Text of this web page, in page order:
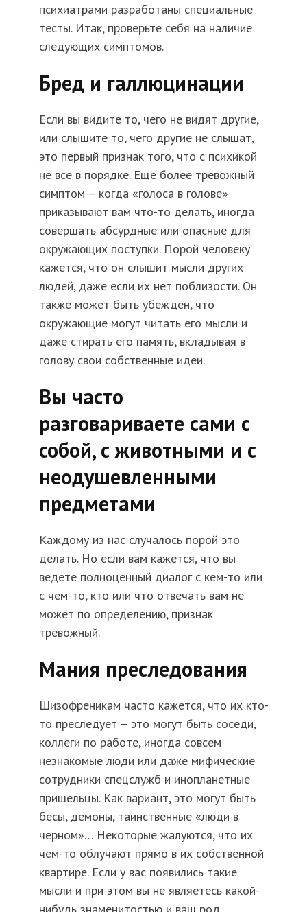
психиатрами разработаны специальные
тесты. Итак, проверьте себя на наличие
следующих симптомов.
Бред и галлюцинации
Если вы видите то, чего не видят другие,
или слышите то, чего другие не слышат,
это первый признак того, что с психикой
не все в порядке. Еще более тревожный
симптом – когда «голоса в голове»
приказывают вам что-то делать, иногда
совершать абсурдные или опасные для
окружающих поступки. Порой человеку
кажется, что он слышит мысли других
людей, даже если их нет поблизости. Он
также может быть убежден, что
окружающие могут читать его мысли и
даже стирать его память, вкладывая в
голову свои собственные идеи.
Вы часто
разговариваете сами с
собой, с животными и с
неодушевленными
предметами
Каждому из нас случалось порой это
делать. Но если вам кажется, что вы
ведете полноценный диалог с кем-то или
с чем-то, кто или что отвечать вам не
может по определению, признак
тревожный.
Мания преследования
Шизофреникам часто кажется, что их кто-
то преследует – это могут быть соседи,
коллеги по работе, иногда совсем
незнакомые люди или даже мифические
сотрудники спецслужб и инопланетные
пришельцы. Как вариант, это могут быть
бесы, демоны, таинственные «люди в
черном»… Некоторые жалуются, что их
чем-то облучают прямо в их собственной
квартире. Если у вас появились такие
мысли и при этом вы не являетесь какой-
нибудь знаменитостью и ваш род